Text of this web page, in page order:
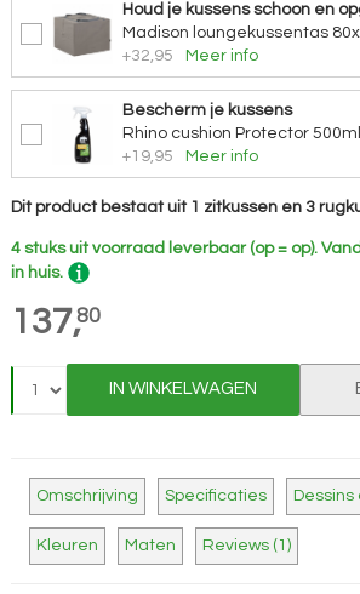
Houd je kussens schoon en
Madison loungekussentas
+32,95
Meer info
Bescherm je kussens
Rhino cushion Protector 500ml
+19,95
Meer info
Dit product bestaat uit 1 zitkussen en 3
4 stuks uit voorraad leverbaar (op = op).
in huis.
137,80
IN WINKELWAGEN
Omschrijving Specificaties
Kleuren Maten Reviews (1)